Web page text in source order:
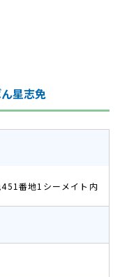
星志免
番地1シーメイト内​​​​​​​